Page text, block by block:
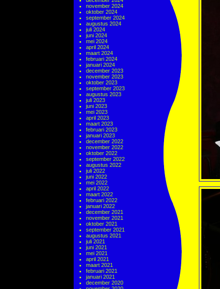
november 2024
oktober 2024
september 2024
augustus 2024
juli 2024
juni 2024
mei 2024
april 2024
maart 2024
februari 2024
januari 2024
december 2023
november 2023
oktober 2023
september 2023
augustus 2023
juli 2023
juni 2023
mei 2023
april 2023
maart 2023
februari 2023
januari 2023
december 2022
november 2022
oktober 2022
september 2022
augustus 2022
juli 2022
juni 2022
mei 2022
april 2022
maart 2022
februari 2022
januari 2022
december 2021
november 2021
oktober 2021
september 2021
augustus 2021
juli 2021
juni 2021
mei 2021
april 2021
maart 2021
februari 2021
januari 2021
december 2020